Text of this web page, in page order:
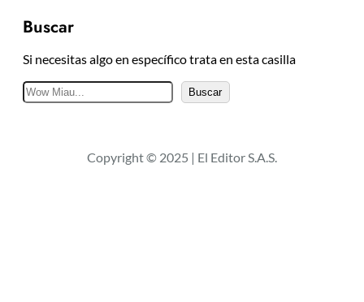
Buscar
Si necesitas algo en específico trata en esta casilla
u
a
Buscar
Copyright © 2025 | El Editor S.A.S.